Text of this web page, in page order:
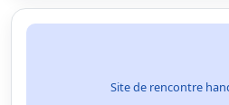
Site de rencontre